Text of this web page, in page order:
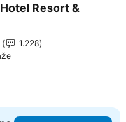
favorite
Resort &
1.228